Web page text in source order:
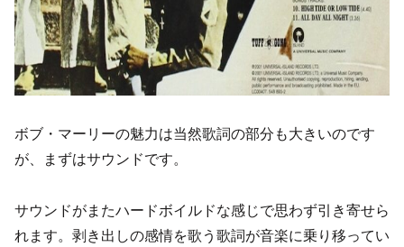
ボブ・マーリーの魅力は当然歌詞の部分も大きいのです
が、まずはサウンドです。
サウンドがまたハードボイルドな感じで思わず引き寄せら
れます。剥き出しの感情を歌う歌詞が音楽に乗り移ってい